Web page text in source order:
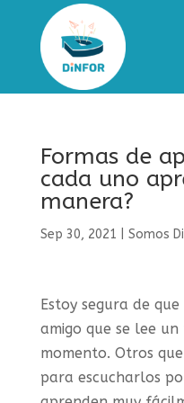
Formas de
cada uno
manera?
Sep 30, 2021 Somos
Estoy segura de
amigo que se lee
momento. Otros
para escucharlos